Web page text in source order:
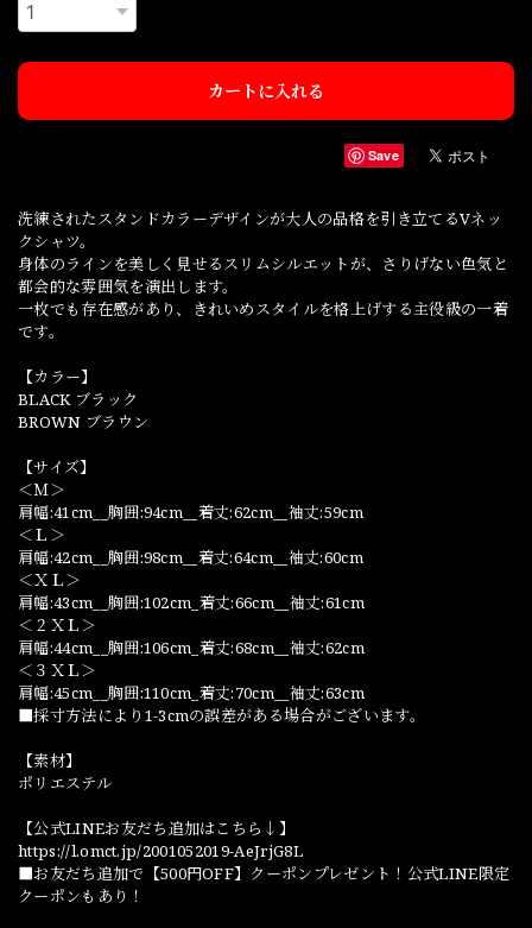
カートに入れる
Save
洗練されたスタンドカラーデザインが大人の品格を引き立てるVネッ
クシャツ。
身体のラインを美しく見せるスリムシルエットが、さりげない色気と
都会的な雰囲気を演出します。
一枚でも存在感があり、きれいめスタイルを格上げする主役級の一着
です。
【カラー】
BLACK ブラック
BROWN ブラウン
【サイズ】
＜Ｍ＞
肩幅:41cm__胸囲:94cm__着丈:62cm__袖丈:59cm
＜Ｌ＞
肩幅:42cm__胸囲:98cm__着丈:64cm__袖丈:60cm
＜ＸＬ＞
肩幅:43cm__胸囲:102cm_着丈:66cm__袖丈:61cm
＜２ＸＬ＞
肩幅:44cm__胸囲:106cm_着丈:68cm__袖丈:62cm
＜３ＸＬ＞
肩幅:45cm__胸囲:110cm_着丈:70cm__袖丈:63cm
■採寸方法により1-3cmの誤差がある場合がございます。
【素材】
ポリエステル
【公式LINEお友だち追加はこちら↓】
https://l.omct.jp/2001052019-AeJrjG8L
■お友だち追加で【500円OFF】クーポンプレゼント！公式LINE限定
クーポンもあり！